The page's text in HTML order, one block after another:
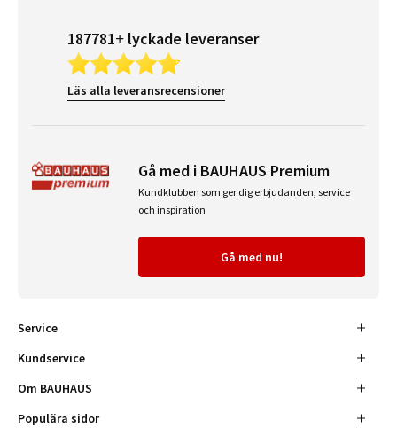
187781+ lyckade leveranser
Läs alla leveransrecensioner
Gå med i BAUHAUS Premium
Kundklubben som ger dig erbjudanden, service
och inspiration
Gå med nu!
Service
Kundservice
Om BAUHAUS
Populära sidor